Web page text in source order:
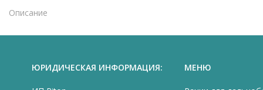
Описание
ЮРИДИЧЕСКАЯ ИНФОРМАЦИЯ: МЕНЮ